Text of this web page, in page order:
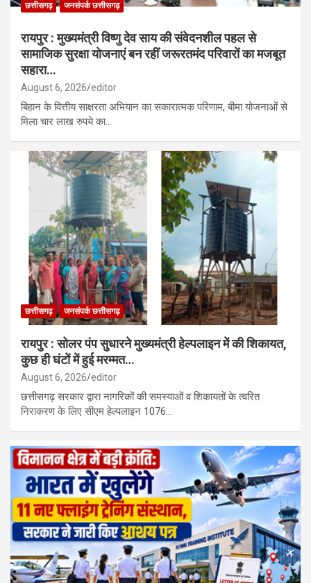
छत्तीसगढ़ जनसंपर्क छत्तीसगढ़
रायपुर : मुख्यमंत्री विष्णु देव साय की संवेदनशील पहल से
सामाजिक सुरक्षा योजनाएं बन रहीं जरूरतमंद परिवारों का मजबूत
सहारा…
August 6, 2026 editor
बिहान के वित्तीय साक्षरता अभियान का सकारात्मक परिणाम, बीमा योजनाओं से
मिला चार लाख रुपये का…
छत्तीसगढ़ जनसंपर्क छत्तीसगढ़
रायपुर : सोलर पंप सुधारने मुख्यमंत्री हेल्पलाइन में की शिकायत,
कुछ ही घंटों में हुई मरम्मत…
August 6, 2026 editor
छत्तीसगढ़ सरकार द्वारा नागरिकों की समस्याओं व शिकायतों के त्वरित
निराकरण के लिए सीएम हेल्पलाइन 1076…